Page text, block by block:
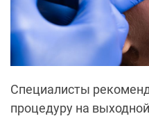
Специалисты
процедуру на